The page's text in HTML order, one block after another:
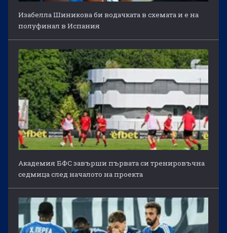
Изабелла Шиникова би водачката в схемата и е на
полуфинал в Испания
Академия БФС завърши първата си тренировъчна
седмица след началото на проекта